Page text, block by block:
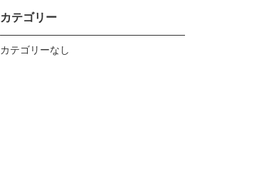
カテゴリー
カテゴリーなし